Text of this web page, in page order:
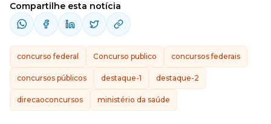
Compartilhe esta notícia
concurso federal Concurso publico concursos federais
concursos públicos destaque-1 destaque-2
direcaoconcursos ministério da saúde